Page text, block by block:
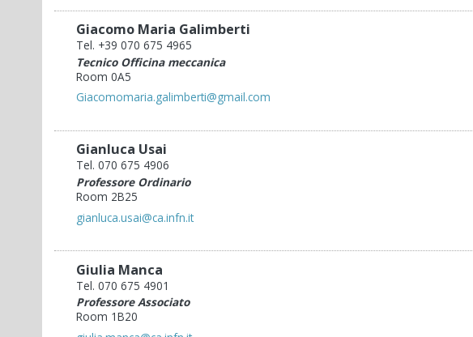
Giacomo Maria Galimberti
Tel. +39 070 675 4965
Tecnico Officina meccanica
Room 0A5
Giacomomaria.galimberti@gmail.com
Gianluca Usai
Tel. 070 675 4906
Professore Ordinario
Room 2B25
gianluca.usai@ca.infn.it
Giulia Manca
Tel. 070 675 4901
Professore Associato
Room 1B20